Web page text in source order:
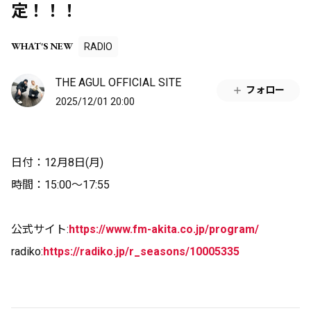
定！！！
WHAT'S NEW RADIO
THE AGUL OFFICIAL SITE
2025/12/01 20:00
フォロー
日付：12月8日(月)
時間：15:00～17:55
公式サイト:https://www.fm-akita.co.jp/program/
radiko:https://radiko.jp/r_seasons/10005335